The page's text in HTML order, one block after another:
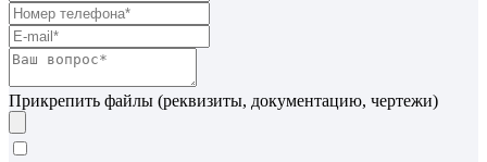
Прикрепить файлы (реквизиты, документацию, чертежи)